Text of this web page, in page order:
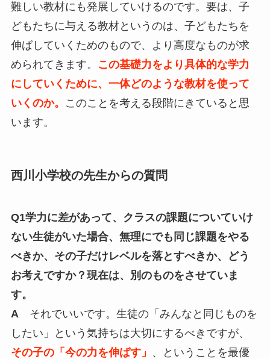
難しい教材にも発展していけるのです。要は、子
どもたちに与える教材というのは、子どもたちを
伸ばしていくためのもので、より高度なものが求
められてきます。
この基礎力をより具体的な学力
にしていくために、一体どのような教材を使って
いくのか。
このことを考える段階にきていると思
います。
西川小学校の先生からの質問
Q1学力に差があって、クラスの課題についていけ
ない生徒がいた場合、無理にでも同じ課題をやる
べきか、その子だけレベルを落とすべきか、どう
お考えですか？現在は、別のものをさせていま
す。
A それでいいです。生徒の「みんなと同じものを
したい」という気持ちは大切にするべきですが、
その子の「今の力を伸ばす」 、ということを最優